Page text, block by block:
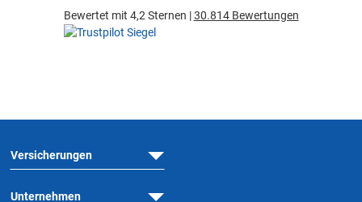
Bewertet mit 4,2 Sternen |30.814 Bewertungen
Versicherungen
Unternehmen